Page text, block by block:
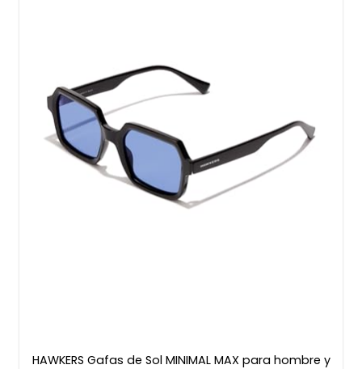
HAWKERS Gafas de Sol MINIMAL MAX para hombre y